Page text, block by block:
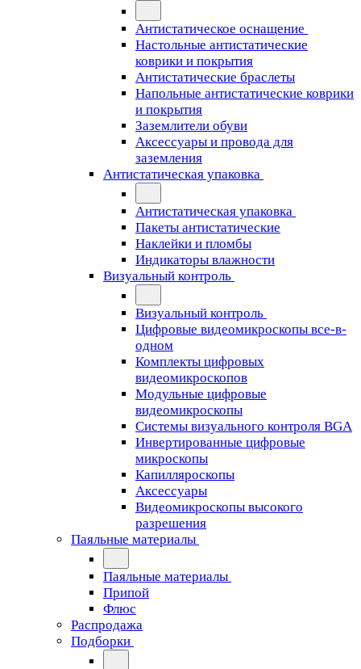
Антистатическое оснащение
Настольные антистатические
коврики и покрытия
Антистатические браслеты
Напольные антистатические коврики
и покрытия
Заземлители обуви
Аксессуары и провода для
заземления
Антистатическая упаковка
Антистатическая упаковка
Пакеты антистатические
Наклейки и пломбы
Индикаторы влажности
Визуальный контроль
Визуальный контроль
Цифровые видеомикроскопы все-в-
одном
Комплекты цифровых
видеомикроскопов
Модульные цифровые
видеомикроскопы
Cистемы визуального контроля BGA
Инвертированные цифровые
микроскопы
Капилляроскопы
Аксессуары
Видеомикроскопы высокого
разрешения
Паяльные материалы
Паяльные материалы
Припой
Флюс
Распродажа
Подборки